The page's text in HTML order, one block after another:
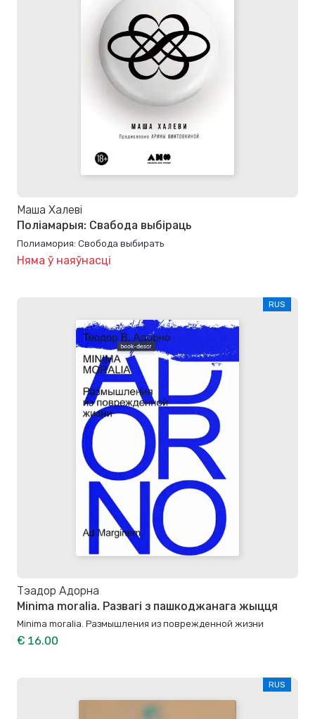
Маша Халеві
Поліамарыя: Свабода выбіраць
Полиамория: Свобода выбирать
Няма ў наяўнасці
RUS
Тэадор Адорна
Minima moralia. Развагі з пашкоджанага жыцця
Minima moralia. Размышления из поврежденной жизни
€ 16.00
RUS